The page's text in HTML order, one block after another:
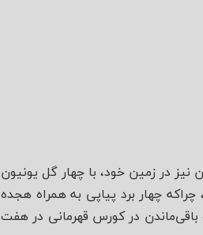
نیز در زمین خود، با چهار گل یونیون
چهار برد پیاپی به همراه هجده
باقی‌ماندن در کورس قهرمانی در هفت